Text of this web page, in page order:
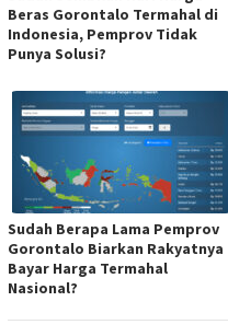
Beras Gorontalo Termahal di
Indonesia, Pemprov Tidak
Punya Solusi?
Sudah Berapa Lama Pemprov
Gorontalo Biarkan Rakyatnya
Bayar Harga Termahal
Nasional?